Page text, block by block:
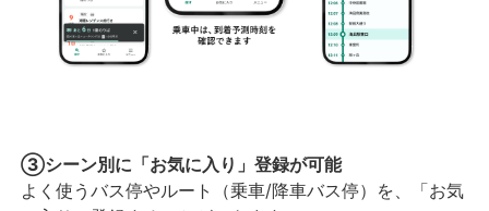
③シーン別に「お気に入り」登録が可能
よく使うバス停やルート（乗車/降車バス停）を、「お気